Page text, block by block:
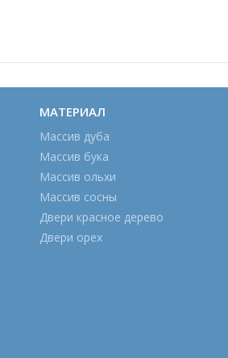
МАТЕРИАЛ
Массив дуба
Массив бука
Массив ольхи
Массив сосны
Двери красное дерево
Двери орех